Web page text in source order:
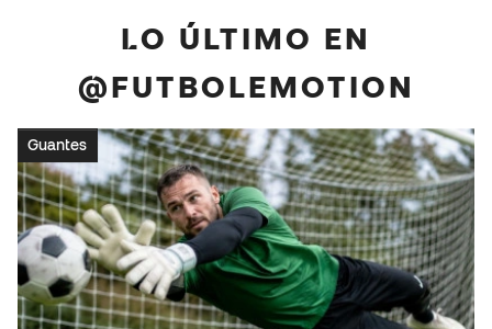
LO ÚLTIMO EN
@FUTBOLEMOTION
Guantes